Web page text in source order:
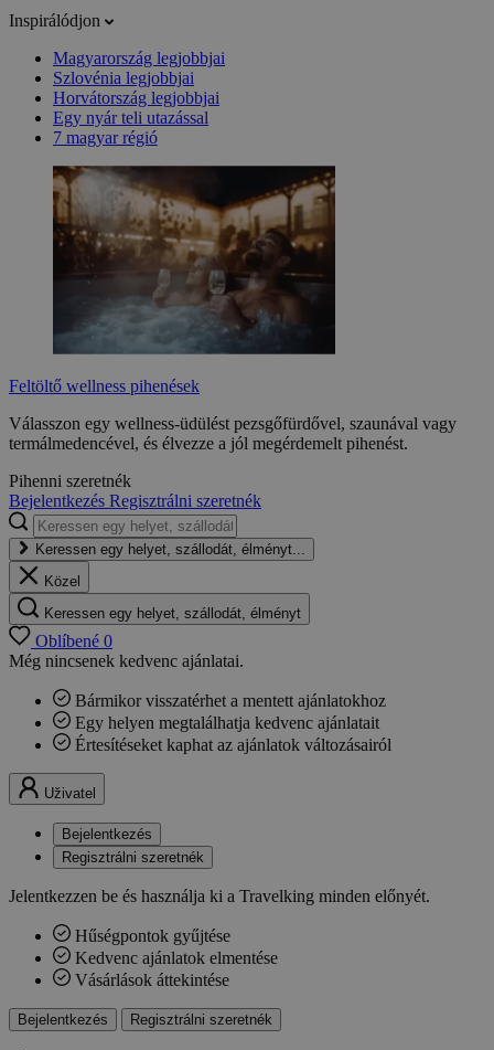
Inspirálódjon
Magyarország legjobbjai
Szlovénia legjobbjai
Horvátország legjobbjai
Egy nyár teli utazással
7 magyar régió
Feltöltő wellness pihenések
Válasszon egy wellness-üdülést pezsgőfürdővel, szaunával vagy
termálmedencével, és élvezze a jól megérdemelt pihenést.
Pihenni szeretnék
Bejelentkezés Regisztrálni szeretnék
Keressen egy helyet, szállodát, élményt...
Közel
Keressen egy helyet, szállodát, élményt
Oblíbené 0
Még nincsenek kedvenc ajánlatai.
Bármikor visszatérhet a mentett ajánlatokhoz
Egy helyen megtalálhatja kedvenc ajánlatait
Értesítéseket kaphat az ajánlatok változásairól
Uživatel
Bejelentkezés
Regisztrálni szeretnék
Jelentkezzen be és használja ki a Travelking minden előnyét.
Hűségpontok gyűjtése
Kedvenc ajánlatok elmentése
Vásárlások áttekintése
Bejelentkezés Regisztrálni szeretnék